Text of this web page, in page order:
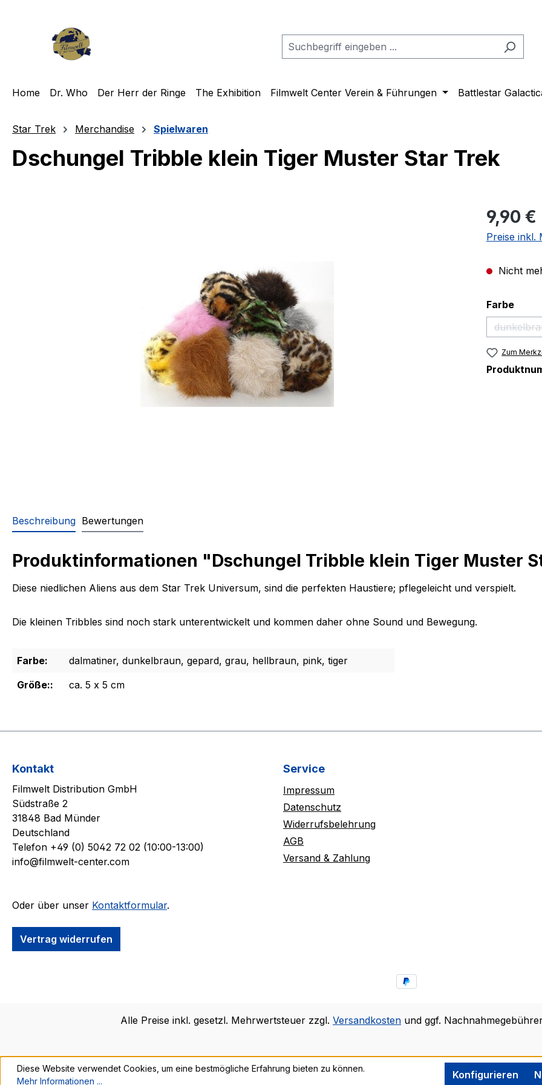
Home Dr. Who Der Herr der Ringe The Exhibition Filmwelt Center Verein & Führungen Battlestar
Star Trek Merchandise Spielwaren
Dschungel Tribble klein Tiger Muster Star Trek
Regulärer
9,90 €
Preise inkl.
Nicht
Farbe
Zum
Beschreibung Bewertungen
Produktinformationen "Dschungel Tribble klein Tiger Muster
Diese niedlichen Aliens aus dem Star Trek Universum, sind die perfekten Haustiere; pflegeleicht und verspielt.
Die kleinen Tribbles sind noch stark unterentwickelt und kommen daher ohne Sound und Bewegung.
Farbe:
dalmatiner, dunkelbraun, gepard, grau, hellbraun, pink, tiger
Größe::
ca. 5 x 5 cm
Kontakt
Filmwelt Distribution GmbH
Südstraße 2
31848 Bad Münder
Deutschland
Telefon +49 (0) 5042 72 02 (10:00-13:00)
info@filmwelt-center.com
Oder über unser Kontaktformular.
Vertrag widerrufen
Service
Impressum
Datenschutz
Widerrufsbelehrung
AGB
Versand & Zahlung
Alle Preise inkl. gesetzl. Mehrwertsteuer zzgl. Versandkosten und ggf.
Diese Website verwendet Cookies, um eine bestmögliche Erfahrung bieten zu können.
Mehr Informationen ...
Konfigurieren